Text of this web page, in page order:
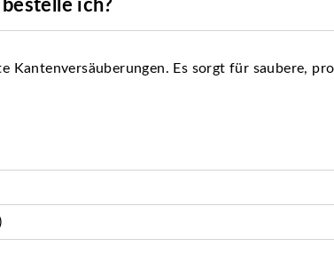
ich?
Es sorgt für saubere,